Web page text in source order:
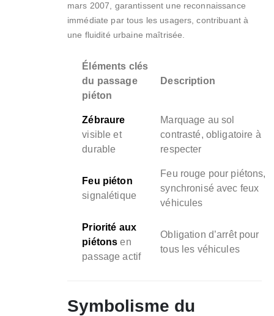
mars 2007, garantissent une reconnaissance
immédiate par tous les usagers, contribuant à
une fluidité urbaine maîtrisée.
Éléments clés
du passage
piéton
Description
Zébraure
visible et
durable
Marquage au sol
contrasté, obligatoire à
respecter
Feu piéton
signalétique
Feu rouge pour piétons,
synchronisé avec feux
véhicules
Priorité aux
piétons en
passage actif
Obligation d’arrêt pour
tous les véhicules
Symbolisme du